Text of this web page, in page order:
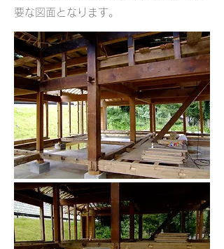
要な図面となります。